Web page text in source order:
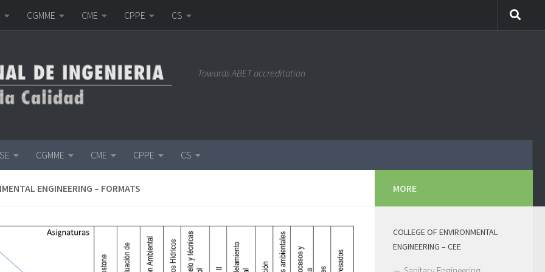
CGMME CME CPPE CS
Towards ABET accreditation
CGMME CME CPPE CS
ENGINEERING – FORMATS MORE
COLLEGE OF ENVIRONMENTAL
ENGINEERING – CEE